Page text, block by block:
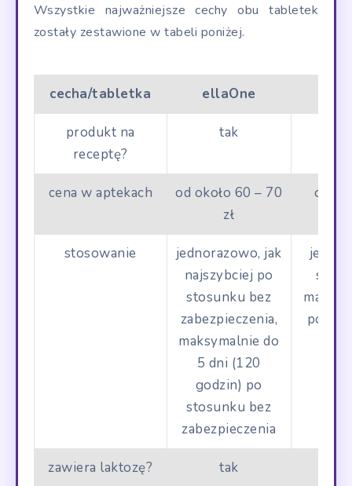
Wszystkie najważniejsze cechy obu tabletek
zostały zestawione w tabeli poniżej.
cecha/tabletka ellaOne
produkt na
receptę?
tak
cena w aptekach
od około 60 – 70
zł
stosowanie
jednorazowo, jak
najszybciej po
stosunku bez
zabezpieczenia,
maksymalnie do
5 dni (120
godzin) po
stosunku bez
zabezpieczenia
po
zawiera laktozę? tak